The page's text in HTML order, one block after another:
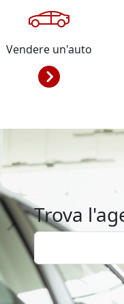
Vendere un'auto
Trova